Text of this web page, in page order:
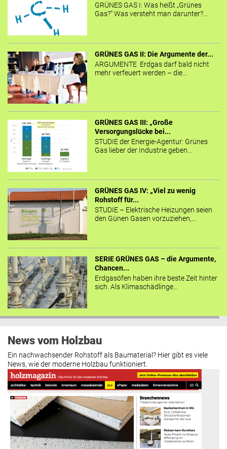
GRÜNES GAS I: Was heißt „Grünes
Gas?“ Was versteht man darunter?...
GRÜNES GAS II: Die Argumente der...
ARGUMENTE Erdgas darf bald nicht
mehr verfeuert werden – die...
GRÜNES GAS III: „Große
Versorgungslücke bei...
STUDIE der Energie-Agentur: Grünes
Gas lieber der Industrie geben...
GRÜNES GAS IV: „Viel zu wenig
Rohstoff für...
STUDIE – Elektrische Heizungen seien
den Günen Gasen vorzuziehen,...
SERIE GRÜNES GAS – die Argumente,
Chancen...
Erdgasöfen haben ihre beste Zeit hinter
sich. Als Klimaschädlinge...
News vom Holzbau
Ein nachwachsender Rohstoff als Baumaterial? Hier gibt es viele
News, wie der moderne Holzbau funktioniert.